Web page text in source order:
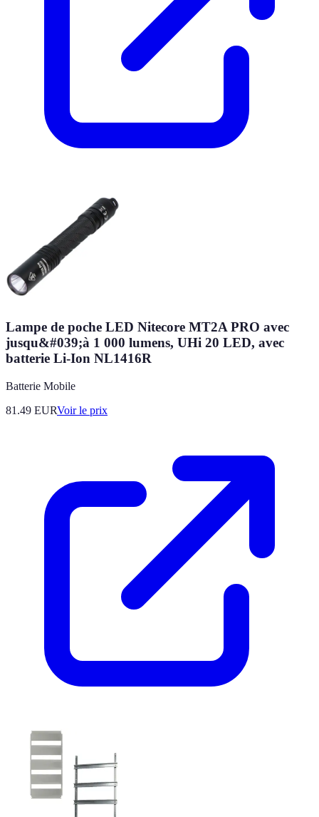
Lampe de poche LED Nitecore MT2A PRO avec
jusqu&#039;à 1 000 lumens, UHi 20 LED, avec
batterie Li-Ion NL1416R
Batterie Mobile
81.49 EURVoir le prix